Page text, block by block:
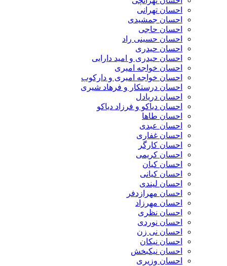
احسان تهرانی
احسان جمشیدی
احسان حاجی
احسان حسینی راد
احسان حیدری
احسان حیدری و امید دارابی
احسان خواجه امیری
احسان خواجه امیری و دارکوب
احسان درستكار و فرهاد شيرى
احسان دریادل
احسان دیاکو و فرزاد دیاکو
احسان طاها
احسان عبدی
احسان غفاری
احسان کارگر
احسان کریمی
احسان کیان
احسان کیانی
احسان لیندی
احسان مهرازدفر
احسان مهرزاد
احسان نظری
احسان نوردی
احسان نی زن
احسان نیکان
احسان نیکبخش
احسان وزیری